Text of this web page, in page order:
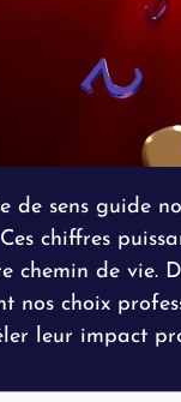
de sens guide
chiffres
chemin de vie.
nos choix
leur impact